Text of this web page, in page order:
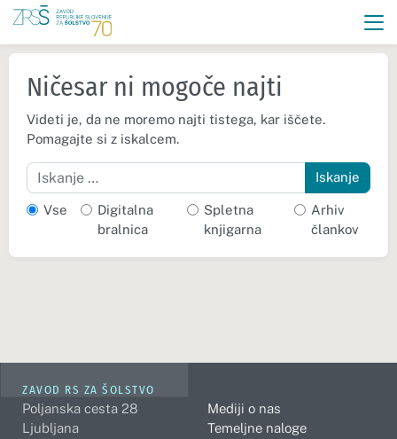
Ničesar ni mogoče najti
Videti je, da ne moremo najti tistega, kar iščete.
Pomagajte si z iskalcem.
Iskanje
Vse
Digitalna
bralnica
Spletna
knjigarna
Arhiv
člankov
ZAVOD RS ZA ŠOLSTVO
Poljanska cesta 28
Ljubljana
Mediji o nas
Temeljne naloge